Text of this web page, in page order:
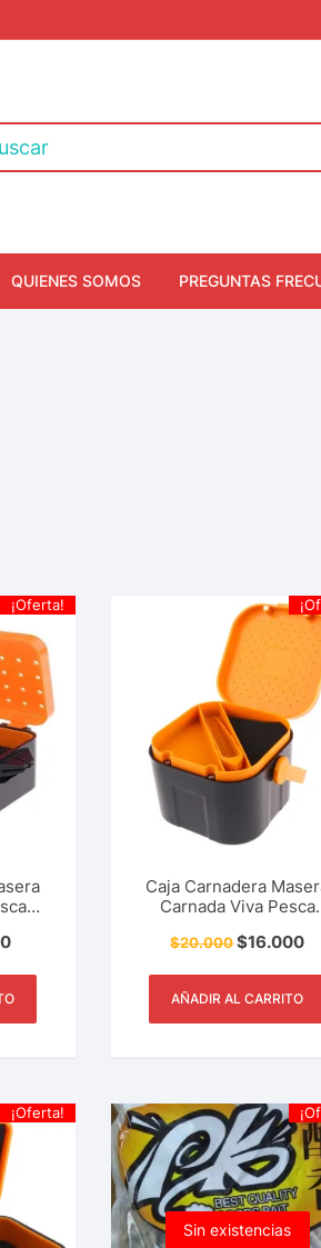
QUIENES SOMOS PREGUNTAS
¡Oferta!
Caja Carnadera
Carnada Viva Pesca
Doble Grande
$20.000$16.000
AÑADIR AL CARRITO
¡Oferta!
Sin existencias